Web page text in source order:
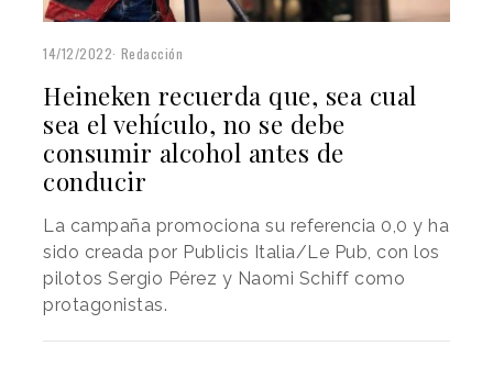
14/12/2022 Redacción
Heineken recuerda que, sea cual
sea el vehículo, no se debe
consumir alcohol antes de
conducir
La campaña promociona su referencia 0,0 y ha
sido creada por Publicis Italia/Le Pub, con los
pilotos Sergio Pérez y Naomi Schiff como
protagonistas.